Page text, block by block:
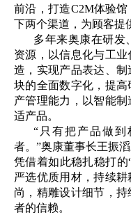
前沿，打造C2M体验
下两个渠道，为顾客提
多年来奥康在研发
资源，以信息化与工
造，实现产品表达、
块的全面数字化，提
产管理能力，以智能
适产品。
“只有把产品做到
者。”奥康董事长王振
凭借着如此稳扎稳打的
严选优质用材，持续
尚，精雕设计细节，
者的信赖。